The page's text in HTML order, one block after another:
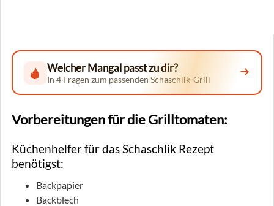
Welcher Mangal passt zu dir?
In 4 Fragen zum passenden Schaschlik-Grill
Vorbereitungen für die Grilltomaten:
Küchenhelfer für das Schaschlik Rezept
benötigst:
Backpapier
Backblech